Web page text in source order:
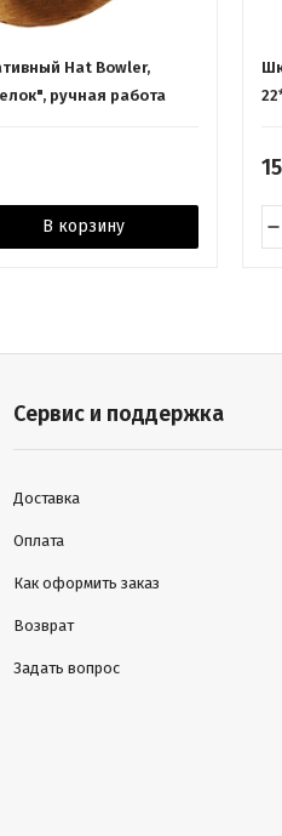
Hat Bowler,
ручная работа
В корзину
Сервис и поддержка
Доставка
Оплата
Как оформить заказ
Возврат
Задать вопрос